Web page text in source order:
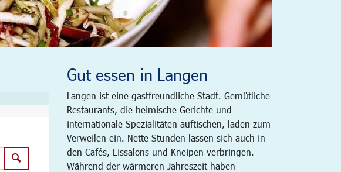
Gut essen in Langen
Langen ist eine gastfreundliche Stadt. Gemütliche
Restaurants, die heimische Gerichte und
internationale Spezialitäten auftischen, laden zum
Verweilen ein. Nette Stunden lassen sich auch in
den Cafés, Eissalons und Kneipen verbringen.
Während der wärmeren Jahreszeit haben